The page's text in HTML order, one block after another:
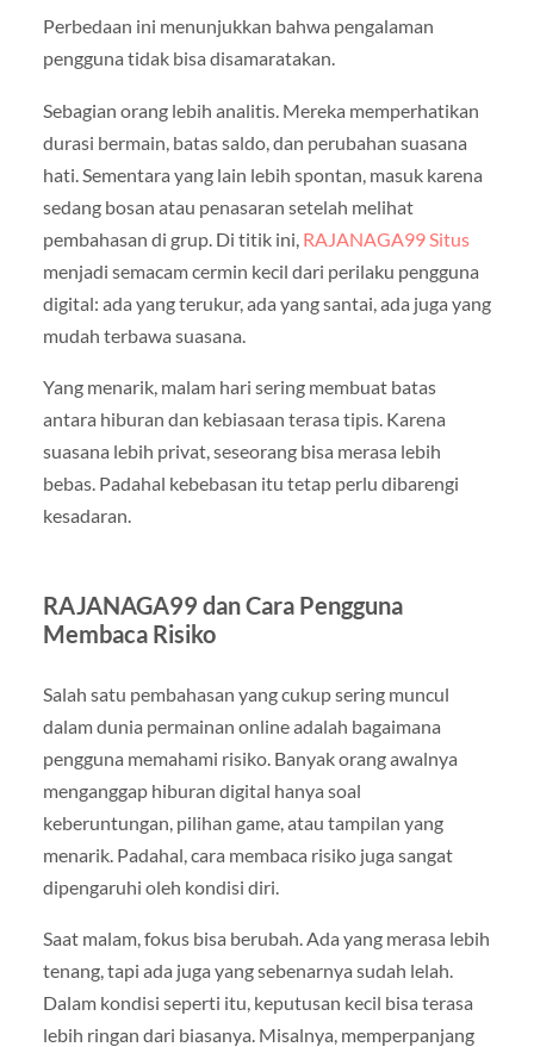
Perbedaan ini menunjukkan bahwa pengalaman
pengguna tidak bisa disamaratakan.
Sebagian orang lebih analitis. Mereka memperhatikan
durasi bermain, batas saldo, dan perubahan suasana
hati. Sementara yang lain lebih spontan, masuk karena
sedang bosan atau penasaran setelah melihat
pembahasan di grup. Di titik ini, RAJANAGA99 Situs
menjadi semacam cermin kecil dari perilaku pengguna
digital: ada yang terukur, ada yang santai, ada juga yang
mudah terbawa suasana.
Yang menarik, malam hari sering membuat batas
antara hiburan dan kebiasaan terasa tipis. Karena
suasana lebih privat, seseorang bisa merasa lebih
bebas. Padahal kebebasan itu tetap perlu dibarengi
kesadaran.
RAJANAGA99 dan Cara Pengguna
Membaca Risiko
Salah satu pembahasan yang cukup sering muncul
dalam dunia permainan online adalah bagaimana
pengguna memahami risiko. Banyak orang awalnya
menganggap hiburan digital hanya soal
keberuntungan, pilihan game, atau tampilan yang
menarik. Padahal, cara membaca risiko juga sangat
dipengaruhi oleh kondisi diri.
Saat malam, fokus bisa berubah. Ada yang merasa lebih
tenang, tapi ada juga yang sebenarnya sudah lelah.
Dalam kondisi seperti itu, keputusan kecil bisa terasa
lebih ringan dari biasanya. Misalnya, memperpanjang